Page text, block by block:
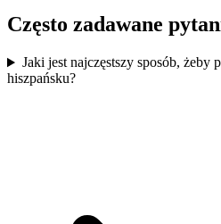
Często zadawane
Jaki jest najczęstszy sposób, żeby
hiszpańsku?